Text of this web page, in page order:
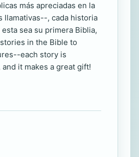
más apreciadas en la
llamativas--, cada historia
sea su primera Biblia,
in the Bible to
each story is
it makes a great gift!